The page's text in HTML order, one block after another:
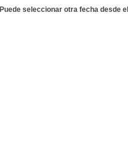
Puede seleccionar otra fecha desde